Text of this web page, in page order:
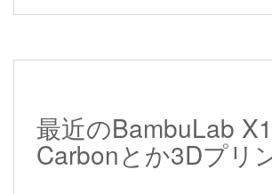
最近のBambuLab
Carbonとか3Dプリ